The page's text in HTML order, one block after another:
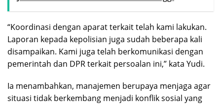
“Koordinasi dengan aparat terkait telah kami lakukan.
Laporan kepada kepolisian juga sudah beberapa kali
disampaikan. Kami juga telah berkomunikasi dengan
pemerintah dan DPR terkait persoalan ini,” kata Yudi.
Ia menambahkan, manajemen berupaya menjaga agar
situasi tidak berkembang menjadi konflik sosial yang